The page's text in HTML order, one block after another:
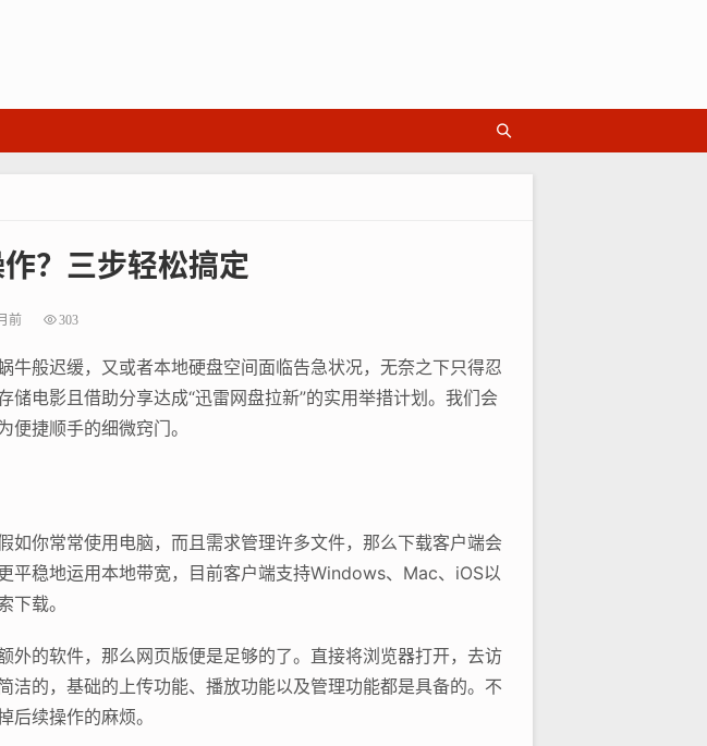
？三步轻松搞定
前 303
般迟缓，又或者本地硬盘空间面临告急状况，无奈之下只得忍
电影且借助分享达成“迅雷网盘拉新”的实用举措计划。我们会
便捷顺手的细微窍门。
你常常使用电脑，而且需求管理许多文件，那么下载客户端会
平稳地运用本地带宽，目前客户端支持Windows、Mac、iOS以
载。
的软件，那么网页版便是足够的了。直接将浏览器打开，去访
的，基础的上传功能、播放功能以及管理功能都是具备的。不
续操作的麻烦。